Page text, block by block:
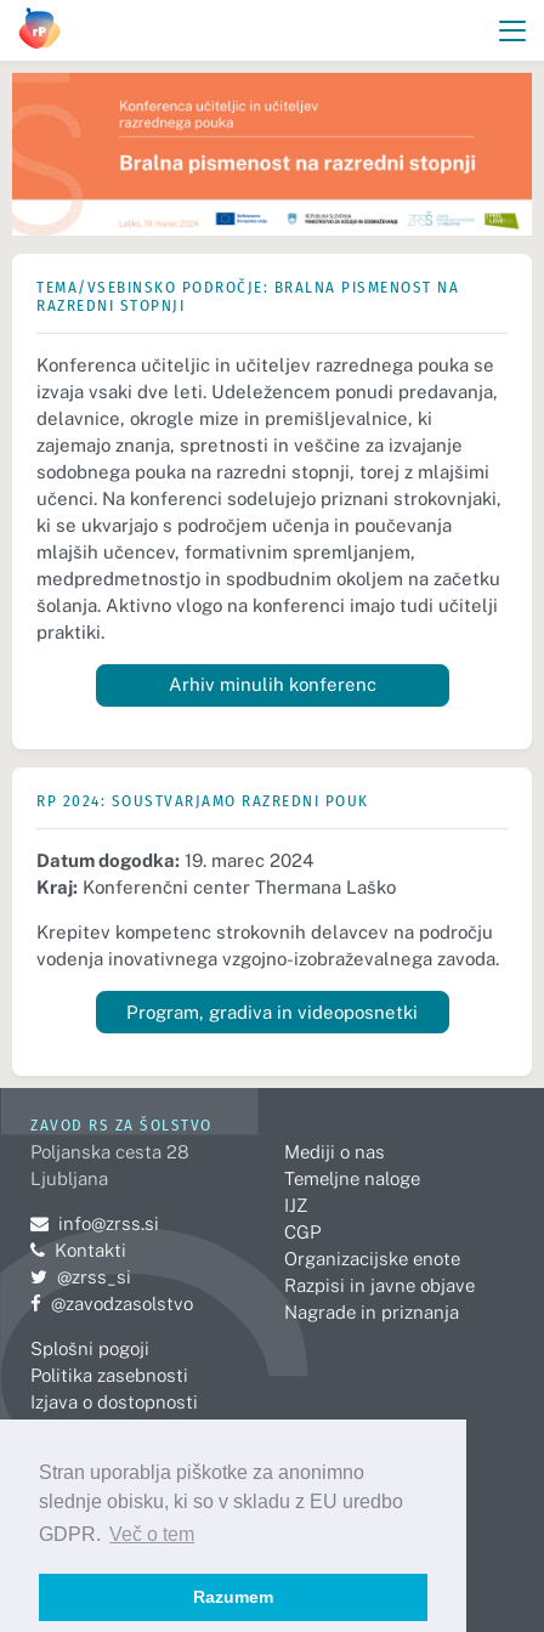
Stran uporablja piškotke za anonimno
slednje obisku, ki so v skladu z EU uredbo
GDPR. Več o tem
Razumem
TEMA/VSEBINSKO PODROČJE: BRALNA PISMENOST NA
RAZREDNI STOPNJI
Konferenca učiteljic in učiteljev razrednega pouka se
izvaja vsaki dve leti. Udeležencem ponudi predavanja,
delavnice, okrogle mize in premišljevalnice, ki
zajemajo znanja, spretnosti in veščine za izvajanje
sodobnega pouka na razredni stopnji, torej z mlajšimi
učenci. Na konferenci sodelujejo priznani strokovnjaki,
ki se ukvarjajo s področjem učenja in poučevanja
mlajših učencev, formativnim spremljanjem,
medpredmetnostjo in spodbudnim okoljem na začetku
šolanja. Aktivno vlogo na konferenci imajo tudi učitelji
praktiki.
Arhiv minulih konferenc
RP 2024: SOUSTVARJAMO RAZREDNI POUK
Datum dogodka: 19. marec 2024
Kraj: Konferenčni center Thermana Laško
Krepitev kompetenc strokovnih delavcev na področju
vodenja inovativnega vzgojno-izobraževalnega zavoda.
Program, gradiva in videoposnetki
ZAVOD RS ZA ŠOLSTVO
Poljanska cesta 28
Ljubljana
Pošljite e-mail na
info@zrss.si
Kontakti
Pojdite na Twitter:
@zrss_si
Pojdite na Facebook:
@zavodzasolstvo
Splošni pogoji
Politika zasebnosti
Izjava o dostopnosti
Mediji o nas
Temeljne naloge
IJZ
CGP
Organizacijske enote
Razpisi in javne objave
Nagrade in priznanja
Celje
Koper
Kranj
Novo mesto
Slovenj Gradec